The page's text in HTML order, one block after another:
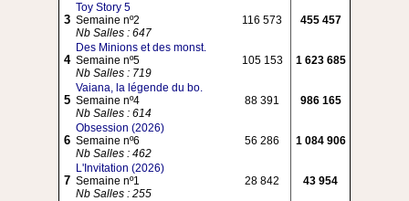
3
Toy Story 5
Semaine nº2
Nb Salles : 647
116 573 455 457
4
Des Minions et des monst.
Semaine nº5
Nb Salles : 719
105 153 1 623 685
5
Vaiana, la légende du bo.
Semaine nº4
Nb Salles : 614
88 391 986 165
6
Obsession (2026)
Semaine nº6
Nb Salles : 462
56 286 1 084 906
7
L'Invitation (2026)
Semaine nº1
Nb Salles : 255
28 842 43 954